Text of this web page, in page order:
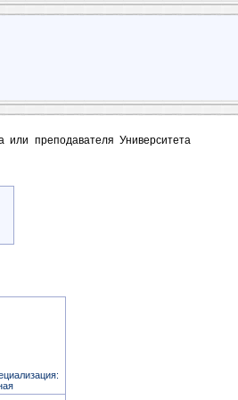
или преподавателя Университета